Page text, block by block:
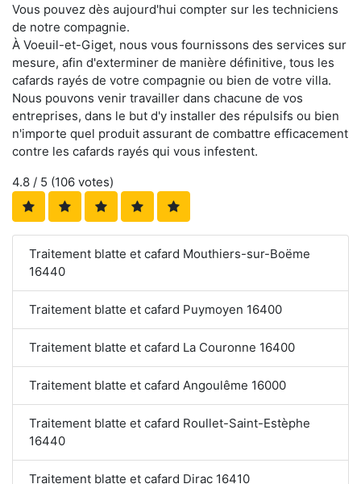
Vous pouvez dès aujourd'hui compter sur les techniciens
de notre compagnie.
À Voeuil-et-Giget, nous vous fournissons des services sur
mesure, afin d'exterminer de manière définitive, tous les
cafards rayés de votre compagnie ou bien de votre villa.
Nous pouvons venir travailler dans chacune de vos
entreprises, dans le but d'y installer des répulsifs ou bien
n'importe quel produit assurant de combattre efficacement
contre les cafards rayés qui vous infestent.
4.8 / 5 (106 votes)
Traitement blatte et cafard Mouthiers-sur-Boëme
16440
Traitement blatte et cafard Puymoyen 16400
Traitement blatte et cafard La Couronne 16400
Traitement blatte et cafard Angoulême 16000
Traitement blatte et cafard Roullet-Saint-Estèphe
16440
Traitement blatte et cafard Dirac 16410